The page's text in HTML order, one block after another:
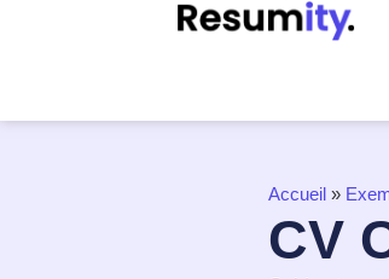
Accueil »
CV